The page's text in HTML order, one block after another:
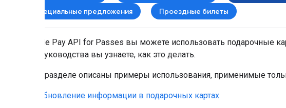
Специальные предложения
Проездные билеты
С Google Pay API for Passes вы можете использовать подарочные
этого руководства вы узнаете, как это делать.
В этом разделе описаны примеры использования, применимые
Обновление информации в подарочных картах